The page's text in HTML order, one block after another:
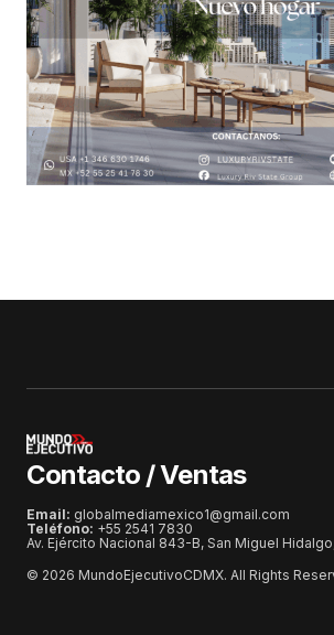
Contacto / Ventas
Email: globalmediamexico1@gmail.com
Teléfono: +55 2541 7830
Av. Ejército Nacional 843-B, San Miguel
© 2026 MundoEjecutivoCDMX. All Rights